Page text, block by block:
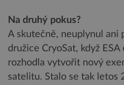
Na druhý pokus?
A skutečně, neuplynul ani
družice CryoSat, když ESA
rozhodla vytvořit nový
satelitu. Stalo se tak letos